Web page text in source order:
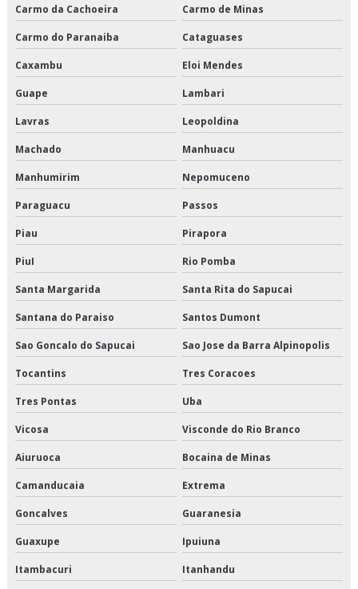
Logística de alimentos em sp
Logística de alimentos são paulo
Logística de alimentos valor
Logística de entrega de alimentos
Logística especializada em cargas climatizadas
Logística especializada em cargas climatizadas em são paulo
Logística especializada em cargas climatizadas sp
Logística para empresas de alimentos
Logística para perecíveis em são paulo
Logística para perecíveis preço
Logística para perecíveis valor
Orçamento de armazenagem de produtos perecíveis
Orçamento de distribuição de alimentos climatizados
Orçamento de distribuição de alimentos congelados
Orçamento de distribuição de alimentos refrigerados
Carmo da Cachoeira Carmo de Minas
Carmo do Paranaiba Cataguases
Caxambu Eloi Mendes
Guape Lambari
Lavras Leopoldina
Machado Manhuacu
Manhumirim Nepomuceno
Paraguacu Passos
Piau Pirapora
PiuI Rio Pomba
Santa Margarida Santa Rita do Sapucai
Santana do Paraiso Santos Dumont
Sao Goncalo do Sapucai Sao Jose da Barra Alpinopolis
Tocantins Tres Coracoes
Tres Pontas Uba
Vicosa Visconde do Rio Branco
Aiuruoca Bocaina de Minas
Camanducaia Extrema
Goncalves Guaranesia
Guaxupe Ipuiuna
Itambacuri Itanhandu